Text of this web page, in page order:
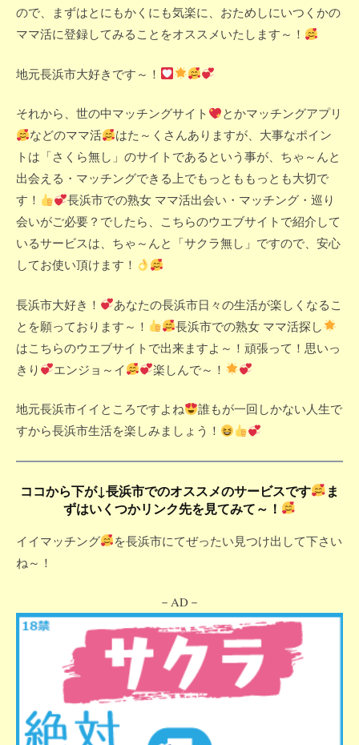
ので、まずはとにもかくにも気楽に、おためしにいつくかの
ママ活に登録してみることをオススメいたします～！
地元長浜市大好きです～！
それから、世の中マッチングサイト
とかマッチングアプリ
などのママ活
はた～くさんありますが、大事なポイン
トは「さくら無し」のサイトであるという事が、ちゃ～んと
出会える・マッチングできる上でもっとももっとも大切で
す！
長浜市での熟女 ママ活出会い・マッチング・巡り
会いがご必要？でしたら、こちらのウエブサイトで紹介して
いるサービスは、ちゃ～んと「サクラ無し」ですので、安心
してお使い頂けます！
長浜市大好き！
あなたの長浜市日々の生活が楽しくなるこ
とを願っております～！
長浜市での熟女 ママ活探し
はこちらのウエブサイトで出来ますよ～！頑張って！思いっ
きり
エンジョ～イ 楽しんで～！
地元長浜市イイところですよね
誰もが一回しかない人生で
すから長浜市生活を楽しみましょう！
ココから下が↓長浜市でのオススメのサービスです
ま
ずはいくつかリンク先を見てみて～！
イイマッチング
を長浜市にてぜったい見つけ出して下さい
ね～！
－AD－